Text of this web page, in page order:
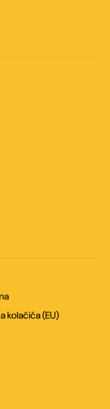
kolačića (EU)